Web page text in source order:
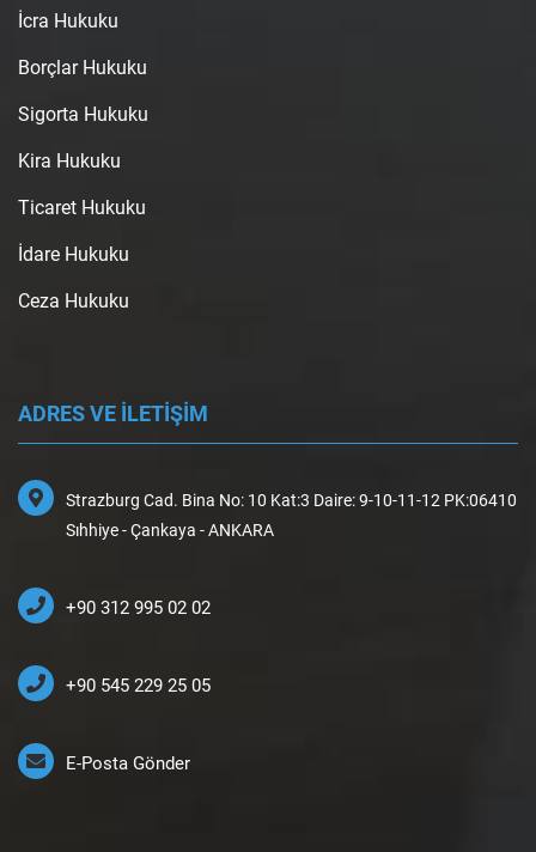
İcra Hukuku
Borçlar Hukuku
Sigorta Hukuku
Kira Hukuku
Ticaret Hukuku
İdare Hukuku
Ceza Hukuku
ADRES VE İLETİŞİM
Strazburg Cad. Bina No: 10 Kat:3 Daire: 9-10-11-12 PK:06410
Sıhhiye - Çankaya - ANKARA
+90 312 995 02 02
+90 545 229 25 05
E-Posta Gönder